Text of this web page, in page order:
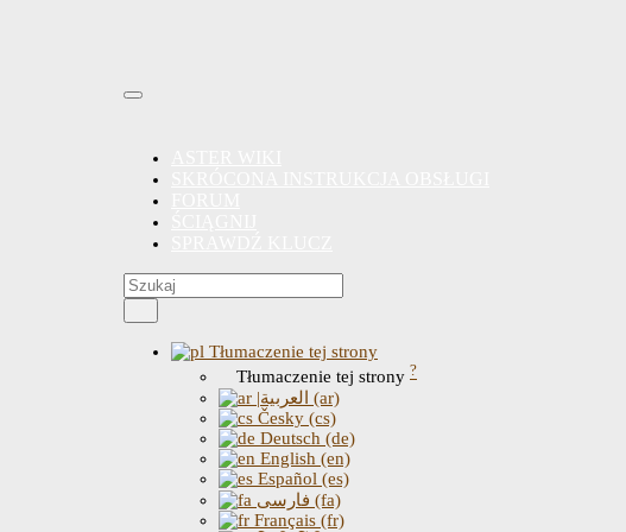
Tłumaczenie tej strony
Tłumaczenie tej strony ?
|العربية (ar)
Česky (cs)
Deutsch (de)
English (en)
Español (es)
فارسی (fa)
Français (fr)